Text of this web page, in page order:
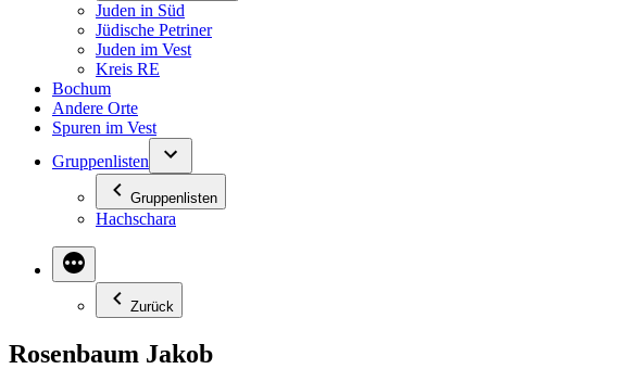
Juden in Süd
Jüdische Petriner
Juden im Vest
Kreis RE
Bochum
Andere Orte
Spuren im Vest
Gruppenlisten
Gruppenlisten
Hachschara
Zurück
Rosenbaum Jakob